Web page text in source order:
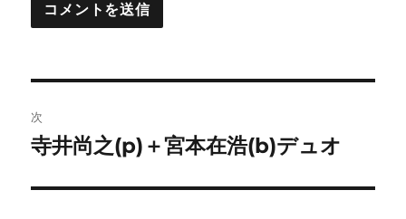
稿
次
次
投
寺井尚之(p)＋宮本在浩(b)デュオ